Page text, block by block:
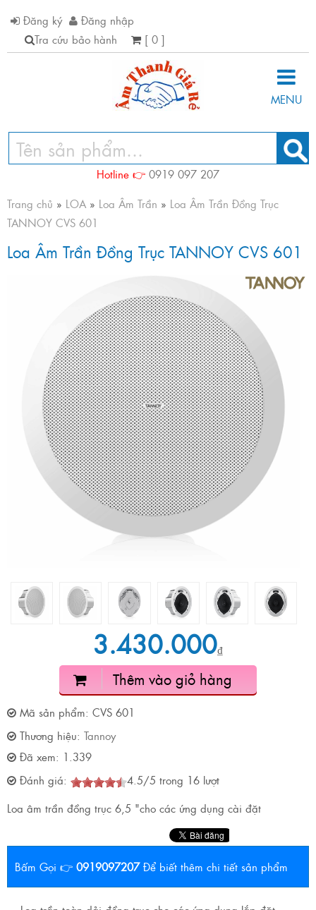
Đăng ký
Đăng nhập
Tra cứu bảo hành
[ 0 ]
MENU
Hotline 👉 0919 097 207
Trang chủ » LOA » Loa Âm Trần » Loa Âm Trần Đồng Trục
TANNOY CVS 601
Loa Âm Trần Đồng Trục TANNOY CVS 601
3.430.000₫
Thêm vào giỏ hàng
Mã sản phẩm: CVS 601
Thương hiệu: Tannoy
Đã xem: 1.339
Đánh giá:
4.5/5 trong 16 lượt
Loa âm trần đồng trục 6,5 "cho các ứng dụng cài đặt
Bấm Gọi 👉 0919097207 Để biết thêm chi tiết sản phẩm